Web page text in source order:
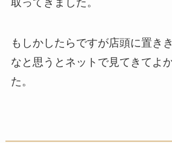
もしかしたらですが店頭に置き
なと思うとネットで見てきてよ
た。